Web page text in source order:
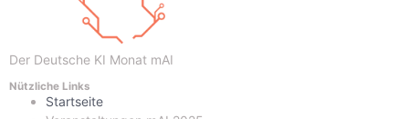
Der Deutsche KI Monat mAI
Nützliche Links
Startseite